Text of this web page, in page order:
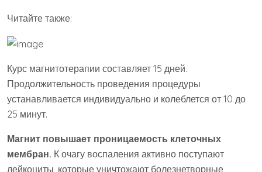
Читайте также:
Курс магнитотерапии составляет 15 дней.
Продолжительность проведения процедуры
устанавливается индивидуально и колеблется от 10 до
25 минут.
Магнит повышает проницаемость клеточных
мембран. К очагу воспаления активно поступают
лейкоциты, которые уничтожают болезнетворные